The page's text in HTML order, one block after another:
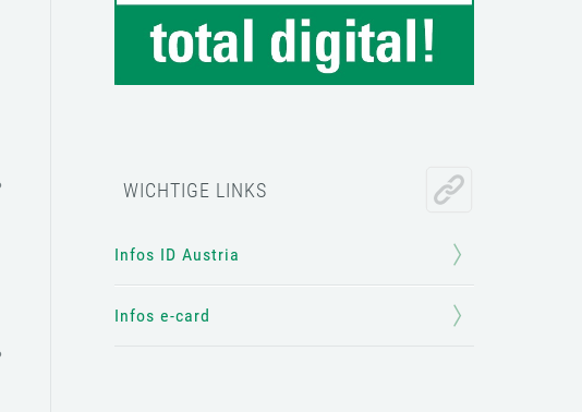
WICHTIGE LINKS
Infos ID Austria
Infos e-card